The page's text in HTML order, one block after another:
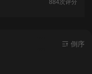
884次评分
倒序